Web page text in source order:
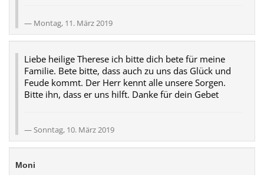
Montag, 11. März 2019
Liebe heilige Therese ich bitte dich bete für meine
Familie. Bete bitte, dass auch zu uns das Glück und
Feude kommt. Der Herr kennt alle unsere Sorgen.
Bitte ihn, dass er uns hilft. Danke für dein Gebet
Sonntag, 10. März 2019
Moni